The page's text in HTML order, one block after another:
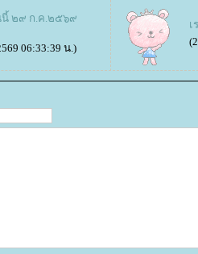
นี้ ๒๙ ก.ค.๒๕๖๙
06:33:39 น.)
เ